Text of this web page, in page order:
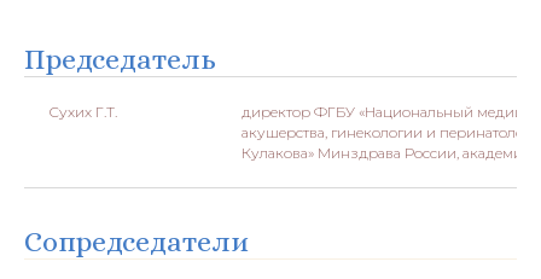
Председатель
Сухих Г.Т.
директор ФГБУ «Национальный
акушерства, гинекологии и
Кулакова» Минздрава России, академик
Сопредседатели